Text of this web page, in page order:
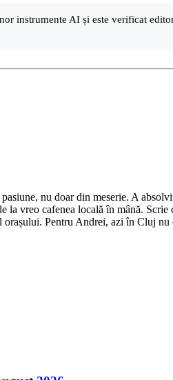
instrumente AI și este verificat
nu doar din meserie. A
la vreo cafenea locală în mână.
Pentru Andrei, azi în Cluj